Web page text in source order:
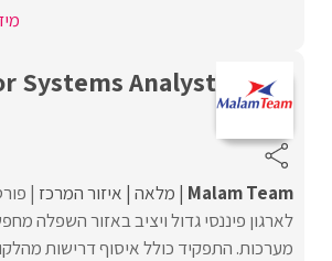
Systems Analyst
Malam Team מלאה איזור המרכז
לארגון פיננסי גדול ויציב באזור השפלה
מערכות. התפקיד כולל איסוף דרישות